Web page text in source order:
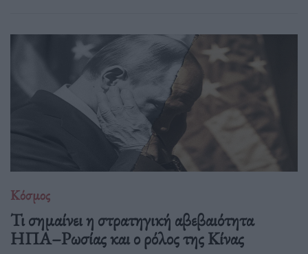
Κόσμος
Τι σημαίνει η στρατηγική αβεβαιότητα
ΗΠΑ–Ρωσίας και ο ρόλος της Κίνας